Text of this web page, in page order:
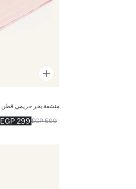
منشفة بحر حريمي قطن
299 EGP 599 EGP